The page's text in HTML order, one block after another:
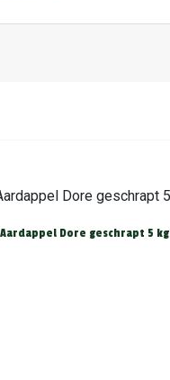
Aardappel Dore geschrapt 5 kg